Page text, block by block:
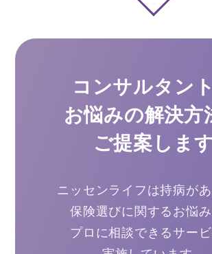
コンサルタン
お悩みの解決方
ご提案しま
ニッセンライフは持病が
保険選びに関するお悩み
プロに相談できるサー